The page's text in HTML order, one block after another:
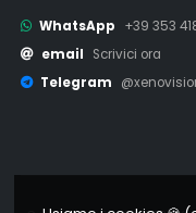
WhatsApp
+39 353
email
Scrivici ora
Telegram